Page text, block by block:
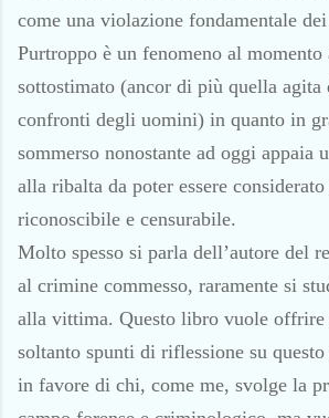
come una violazione fondamentale
Purtroppo è un fenomeno al momento
sottostimato (ancor di più quella agita
confronti degli uomini) in quanto in
sommerso nonostante ad oggi appaia
alla ribalta da poter essere
riconoscibile e censurabile.
Molto spesso si parla dell’autore del
al crimine commesso, raramente si
alla vittima. Questo libro vuole
soltanto spunti di riflessione su questo
in favore di chi, come me, svolge la